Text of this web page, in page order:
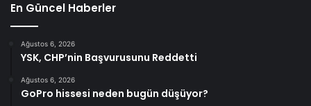
En Güncel Haberler
Ağustos 6, 2026
YSK, CHP’nin Başvurusunu Reddetti
Ağustos 6, 2026
GoPro hissesi neden bugün düşüyor?